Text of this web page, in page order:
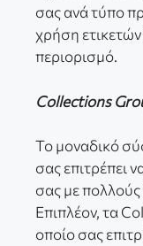
σας ανά τύπο
χρήση
περιορισμό.
Collections
Το μοναδικό
σας επιτρέπει
σας με
Επιπλέον, τα
οποίο σας